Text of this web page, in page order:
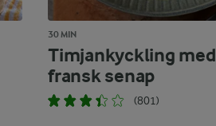
30 MIN
Timjankyckling med
fransk senap
(801)